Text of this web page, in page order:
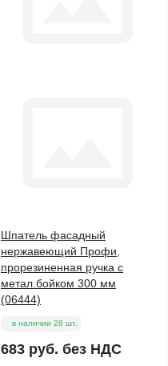
Шпатель фасадный
нержавеющий Профи,
прорезиненная ручка с
метал.бойком 300 мм
(06444)
в наличии 28 шт.
683 руб. без НДС